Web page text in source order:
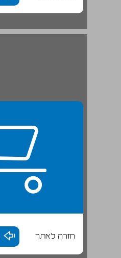
פרק 1 אז מה המצב? ... 24
חזרה לאתר